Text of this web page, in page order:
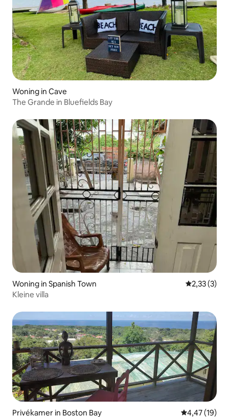
Woning in Cave
The Grande in Bluefields Bay
Woning in Spanish Town
2,33 (3)
Kleine villa
Privékamer in Boston Bay Gemiddelde
4,47 (19)